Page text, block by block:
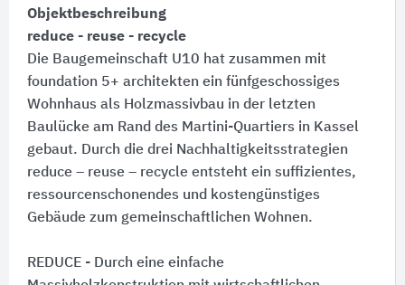
Objektbeschreibung
reduce - reuse - recycle
Die Baugemeinschaft U10 hat zusammen mit
foundation 5+ architekten ein fünfgeschossiges
Wohnhaus als Holzmassivbau in der letzten
Baulücke am Rand des Martini-Quartiers in Kassel
gebaut. Durch die drei Nachhaltigkeitsstrategien
reduce – reuse – recycle entsteht ein suffizientes,
ressourcenschonendes und kostengünstiges
Gebäude zum gemeinschaftlichen Wohnen.
REDUCE - Durch eine einfache